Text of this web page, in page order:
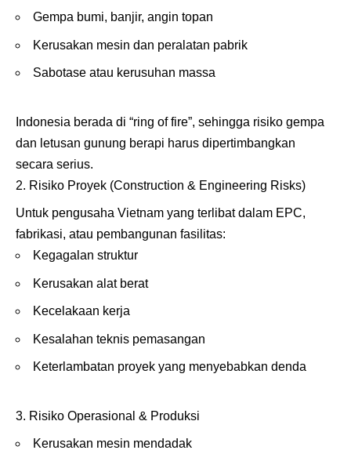
Gempa bumi, banjir, angin topan
Kerusakan mesin dan peralatan pabrik
Sabotase atau kerusuhan massa
Indonesia berada di “ring of fire”, sehingga risiko gempa
dan letusan gunung berapi harus dipertimbangkan
secara serius.
Risiko Proyek (Construction & Engineering Risks)
Untuk pengusaha Vietnam yang terlibat dalam EPC,
fabrikasi, atau pembangunan fasilitas:
Kegagalan struktur
Kerusakan alat berat
Kecelakaan kerja
Kesalahan teknis pemasangan
Keterlambatan proyek yang menyebabkan denda
Risiko Operasional & Produksi
Kerusakan mesin mendadak